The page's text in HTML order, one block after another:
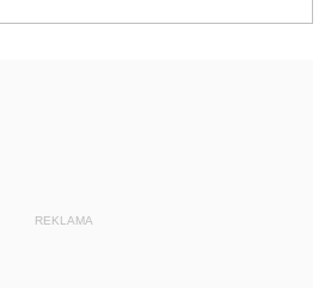
REKLAMA